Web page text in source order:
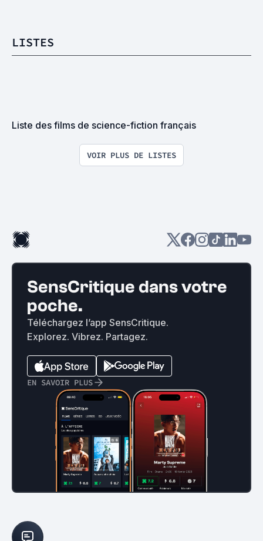
LISTES
Liste des films de science-fiction français
VOIR PLUS DE LISTES
SensCritique dans votre
poche.
Téléchargez l’app SensCritique.
Explorez. Vibrez. Partagez.
EN SAVOIR PLUS